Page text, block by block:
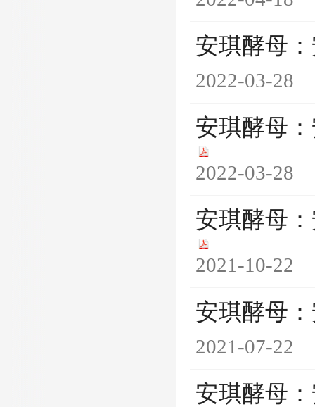
安琪酵母
2022-03-28
安琪酵母
2022-03-28
安琪酵母
2021-10-22
安琪酵母
2021-07-22
安琪酵母